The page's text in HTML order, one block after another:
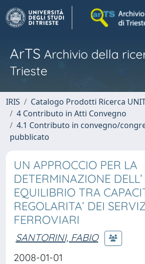
ArTS Archivio della
Trieste
IRIS
Catalogo Prodotti Ricerca
4 Contributo in Atti Convegno
4.1 Contributo in convegno/
pubblicato
UN APPROCCIO PER LA
DETERMINAZIONE DELL’
EQUILIBRIO TRA
REGOLARITA’ DEI
FERROVIARI
SANTORINI, FABIO
2008-01-01